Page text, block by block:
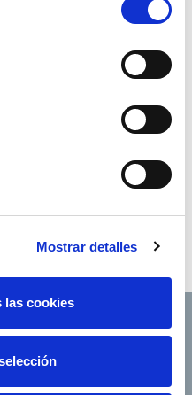
Mostrar detalles
las cookies
registrados